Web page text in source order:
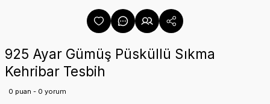
925 Ayar Gümüş Püsküllü Sıkma
Kehribar Tesbih
0 puan - 0 yorum